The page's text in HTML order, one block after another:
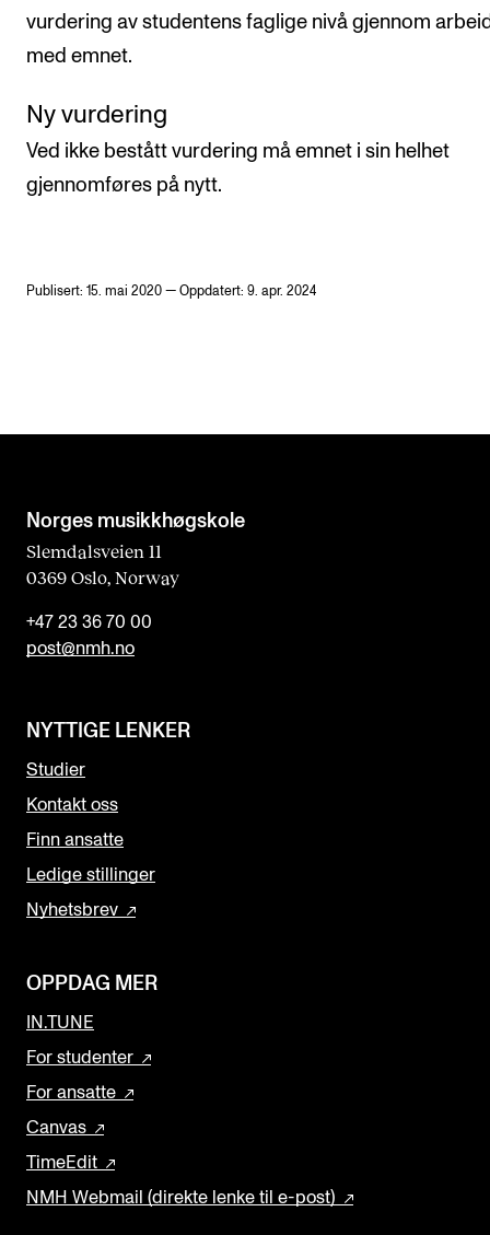
vurdering av studentens faglige nivå gjennom
med emnet.
Ny vurdering
Ved ikke bestått vurdering må emnet i sin helhet
gjennomføres på nytt.
Publisert: 15. mai 2020 — Oppdatert: 9. apr. 2024
Norges musikk­høgskole
Slemdalsveien 11
0369 Oslo, Norway
+47 23 36 70 00
post@nmh.no
NYTTIGE LENKER
Studier
Kontakt oss
Finn ansatte
Ledige stillinger
Nyhetsbrev
OPPDAG MER
IN.TUNE
For studenter
For ansatte
Canvas
TimeEdit
NMH Webmail (direkte lenke til e-post)